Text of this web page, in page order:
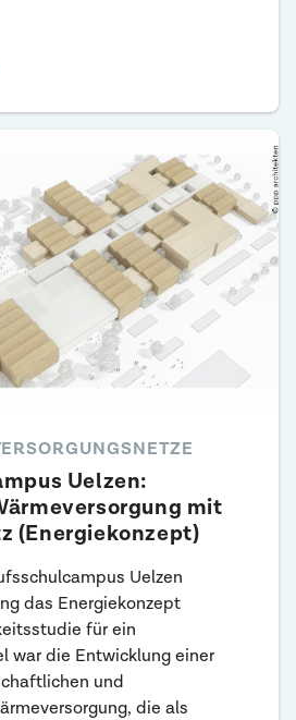
Uelzen:
mit
(Energiekonzept)
Uelzen
das Energiekonzept
für ein
war die Entwicklung einer
und
die als